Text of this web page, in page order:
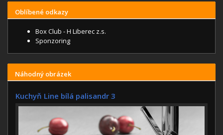
Oblíbené odkazy
Box Club - H Liberec z.s.
Sponzoring
Náhodný obrázek
Kuchyň Line bílá palisandr 3